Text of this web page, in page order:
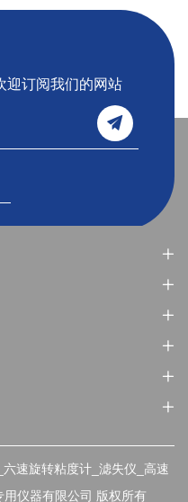
迎订阅我们的网站
速旋转粘度计_滤失仪_高速
用仪器有限公司 版权所有